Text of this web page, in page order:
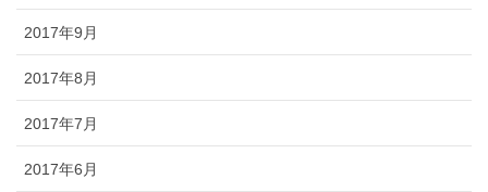
2017年9月
2017年8月
2017年7月
2017年6月